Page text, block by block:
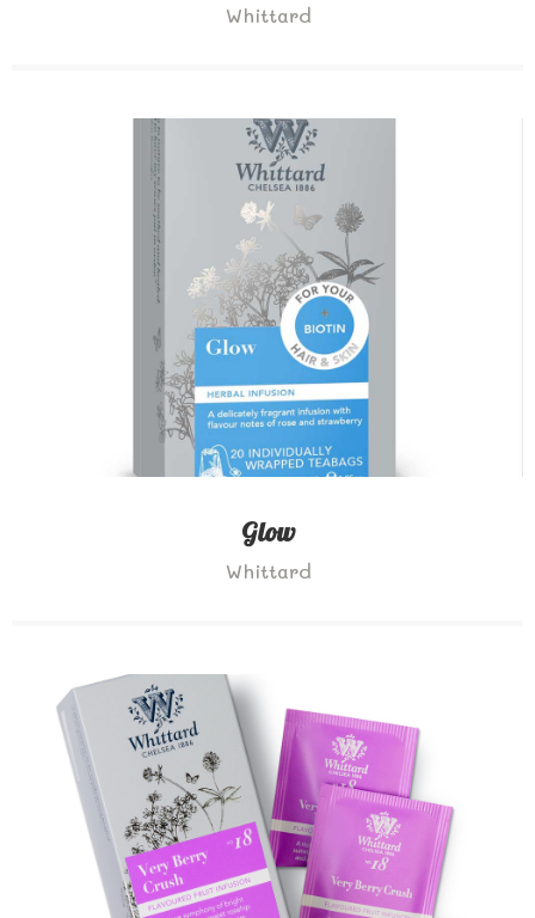
Whittard
Glow
Whittard